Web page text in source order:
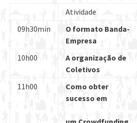
Atividade
09h30min
O formato Banda-
Empresa
10h00
A organização de
Coletivos
11h00
Como obter
sucesso em